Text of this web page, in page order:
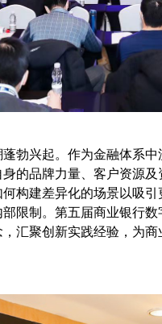
勃兴起。作为金融体系
的品牌力量、客户资源
构建差异化的场景以吸
限制。第五届商业银行
汇聚创新实践经验，为